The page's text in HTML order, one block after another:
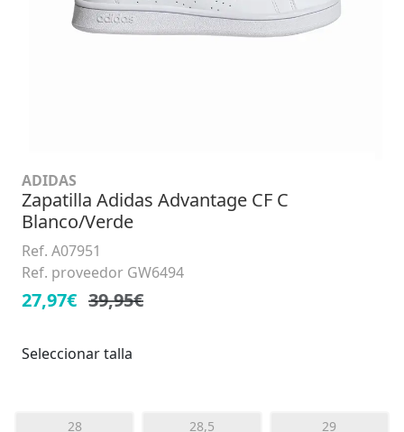
ADIDAS
Zapatilla Adidas Advantage CF C
Blanco/Verde
Ref. A07951
Ref. proveedor GW6494
27,97€ 39,95€
Seleccionar talla
28 28,5 29